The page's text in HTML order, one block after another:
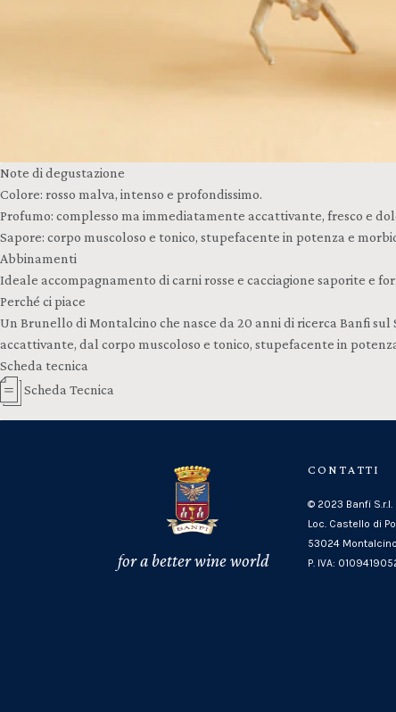
Note di degustazione
Colore: rosso malva, intenso e profondissimo.
Profumo: complesso ma immediatamente accattivante, fresco e
Sapore: corpo muscoloso e tonico, stupefacente in potenza e
Abbinamenti
Ideale accompagnamento di carni rosse e cacciagione saporite e
Perché ci piace
Un Brunello di Montalcino che nasce da 20 anni di ricerca Banfi
accattivante, dal corpo muscoloso e tonico, stupefacente in
Scheda tecnica
Scheda Tecnica
for a better wine world
CONTATTI
© 2023 Banfi S.r.l.
Loc. Castello di
53024
P. IVA: